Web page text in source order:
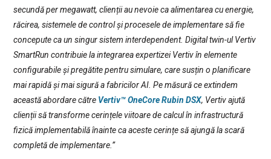
secundă per megawatt, clienții au nevoie ca alimentarea cu energie,
răcirea, sistemele de control și procesele de implementare să fie
concepute ca un singur sistem interdependent. Digital twin-ul Vertiv
SmartRun contribuie la integrarea expertizei Vertiv în elemente
configurabile și pregătite pentru simulare, care susțin o planificare
mai rapidă și mai sigură a fabricilor AI. Pe măsură ce extindem
această abordare către Vertiv™ OneCore Rubin DSX, Vertiv ajută
clienții să transforme cerințele viitoare de calcul în infrastructură
fizică implementabilă înainte ca aceste cerințe să ajungă la scară
completă de implementare.”